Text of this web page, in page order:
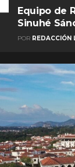
Equipo de
Sinuhé
POR REDACCIÓN